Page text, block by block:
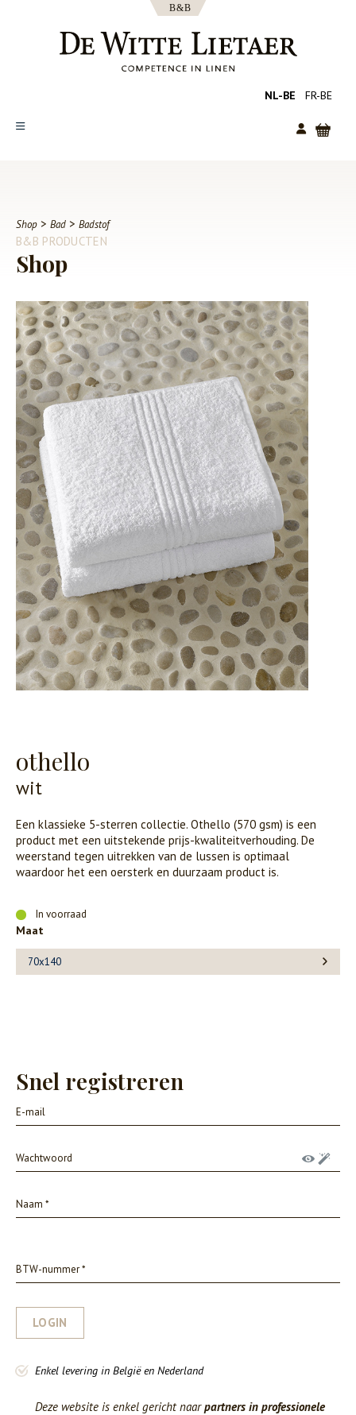
NL-BE FR-BE
OVER ONS
CATALOGUS
NIEUWS
TIPS
FAQ
CONTACT
Shop > Bad > Badstof
B&B PRODUCTEN
Shop
othello
wit
Een klassieke 5-sterren collectie. Othello (570 gsm) is een
product met een uitstekende prijs-kwaliteitverhouding. De
weerstand tegen uitrekken van de lussen is optimaal
waardoor het een oersterk en duurzaam product is.
In voorraad
Maat
70x140
Snel registreren
LOGIN
Enkel levering in België en Nederland
Deze website is enkel gericht naarpartners in professionele